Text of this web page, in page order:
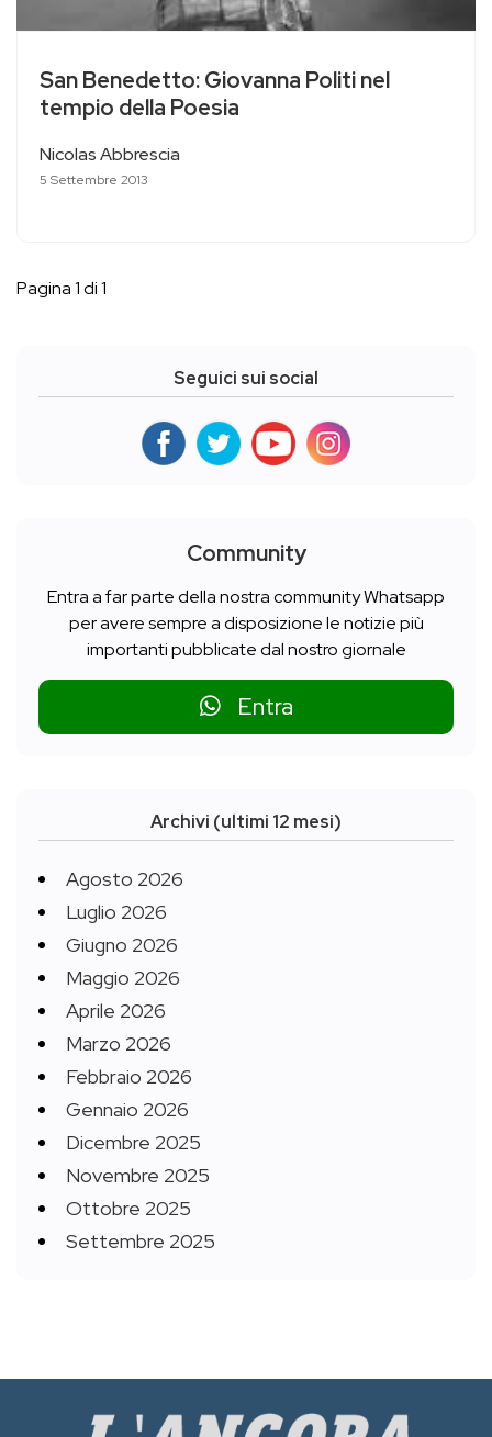
San Benedetto: Giovanna Politi nel
tempio della Poesia
Nicolas Abbrescia
5 Settembre 2013
Pagina 1 di 1
Seguici sui social
Community
Entra a far parte della nostra community Whatsapp
per avere sempre a disposizione le notizie più
importanti pubblicate dal nostro giornale
Entra
Archivi (ultimi 12 mesi)
Agosto 2026
Luglio 2026
Giugno 2026
Maggio 2026
Aprile 2026
Marzo 2026
Febbraio 2026
Gennaio 2026
Dicembre 2025
Novembre 2025
Ottobre 2025
Settembre 2025